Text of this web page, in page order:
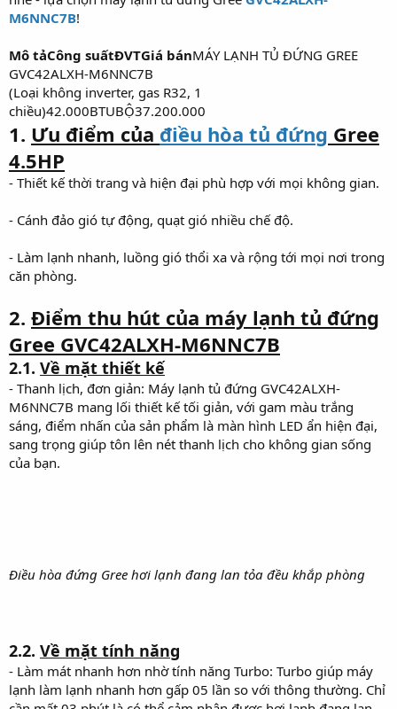
M6NNC7B!
Mô tảCông suấtĐVTGiá bánMÁY LẠNH TỦ ĐỨNG GREE
GVC42ALXH-M6NNC7B
(Loại không inverter, gas R32, 1
chiều)42.000BTUBỘ37.200.000
1. Ưu điểm của điều hòa tủ đứng Gree
4.5HP
- Thiết kế thời trang và hiện đại phù hợp với mọi không gian.
- Cánh đảo gió tự động, quạt gió nhiều chế độ.
- Làm lạnh nhanh, luồng gió thổi xa và rộng tới mọi nơi trong
căn phòng.
2. Điểm thu hút của máy lạnh tủ đứng
Gree GVC42ALXH-M6NNC7B
2.1. Về mặt thiết kế
- Thanh lịch, đơn giản: Máy lạnh tủ đứng GVC42ALXH-
M6NNC7B mang lối thiết kế tối giản, với gam màu trắng
sáng, điểm nhấn của sản phẩm là màn hình LED ẩn hiện đại,
sang trọng giúp tôn lên nét thanh lịch cho không gian sống
của bạn.
Điều hòa đứng Gree hơi lạnh đang lan tỏa đều khắp phòng
2.2. Về mặt tính năng
- Làm mát nhanh hơn nhờ tính năng Turbo: Turbo giúp máy
lạnh làm lạnh nhanh hơn gấp 05 lần so với thông thường. Chỉ